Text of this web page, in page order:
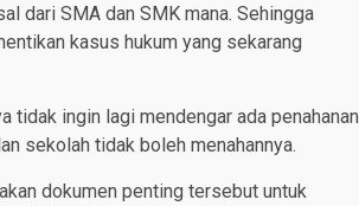
dari SMA dan SMK mana. Sehingga
kasus hukum yang sekarang
tidak ingin lagi mendengar ada penahanan
sekolah tidak boleh menahannya.
dokumen penting tersebut untuk